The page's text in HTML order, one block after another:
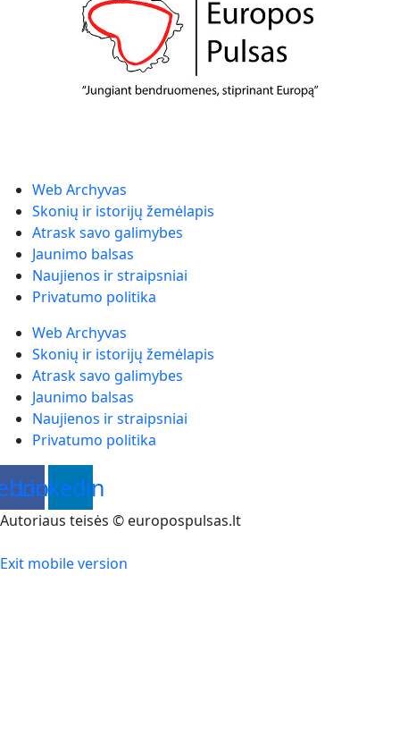
Web Archyvas
Skonių ir istorijų žemėlapis
Atrask savo galimybes
Jaunimo balsas
Naujienos ir straipsniai
Privatumo politika
Web Archyvas
Skonių ir istorijų žemėlapis
Atrask savo galimybes
Jaunimo balsas
Naujienos ir straipsniai
Privatumo politika
Linkedin
Autoriaus teisės © europospulsas.lt
Exit mobile version